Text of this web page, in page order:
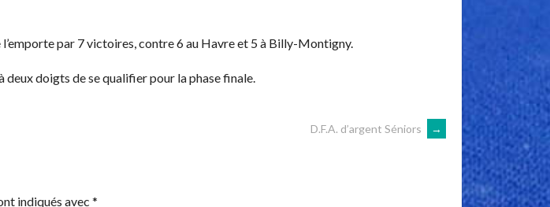
par 7 victoires, contre 6 au Havre et 5 à Billy-Montigny.
deux doigts de se qualifier pour la phase finale.
D.F.A. d’argent Séniors →
indiqués avec *